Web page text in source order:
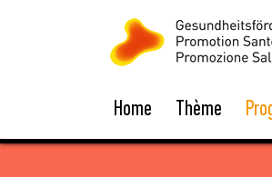
Home Thème